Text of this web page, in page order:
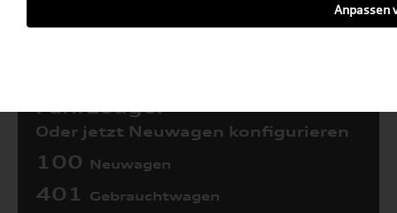
Fahrzeuge:
Oder jetzt Neuwagen konfigurieren
100 Neuwagen
401 Gebrauchtwagen
Anpassen